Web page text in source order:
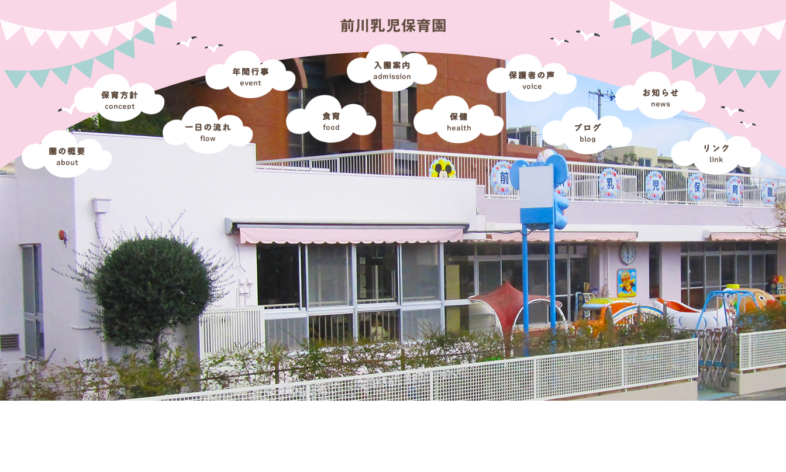
園の概要
about
保育方針
concept
一日の流れ
flow
年間行事
event
食育
food
入園案内
admission
保健
health
保護者の声
voice
ブログ
blog
お知らせ
news
リンク
link